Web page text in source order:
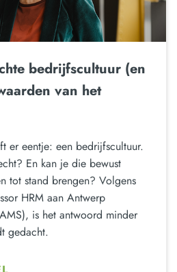
bedrijfscultuur (en
van het
er eentje: een bedrijfscultuur.
En kan je die bewust
tot stand brengen? Volgens
HRM aan Antwerp
is het antwoord minder
gedacht.